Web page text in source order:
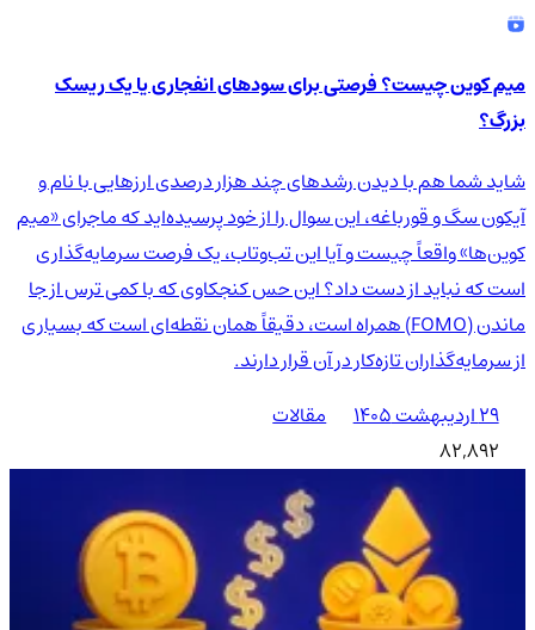
میم کوین چیست؟ فرصتی برای سودهای انفجاری یا یک ریسک
بزرگ؟
شاید شما هم با دیدن رشدهای چند هزار درصدی ارزهایی با نام و
آیکون سگ و قورباغه، این سوال را از خود پرسیده‌اید که ماجرای «میم
کوین‌ها» واقعاً چیست و آیا این تب‌وتاب، یک فرصت سرمایه‌گذاری
است که نباید از دست داد؟ این حس کنجکاوی که با کمی ترس از جا
ماندن (FOMO) همراه است، دقیقاً همان نقطه‌ای است که بسیاری
از سرمایه‌گذاران تازه‌کار در آن قرار دارند.
۲۹ اردیبهشت ۱۴۰۵
مقالات
82,892